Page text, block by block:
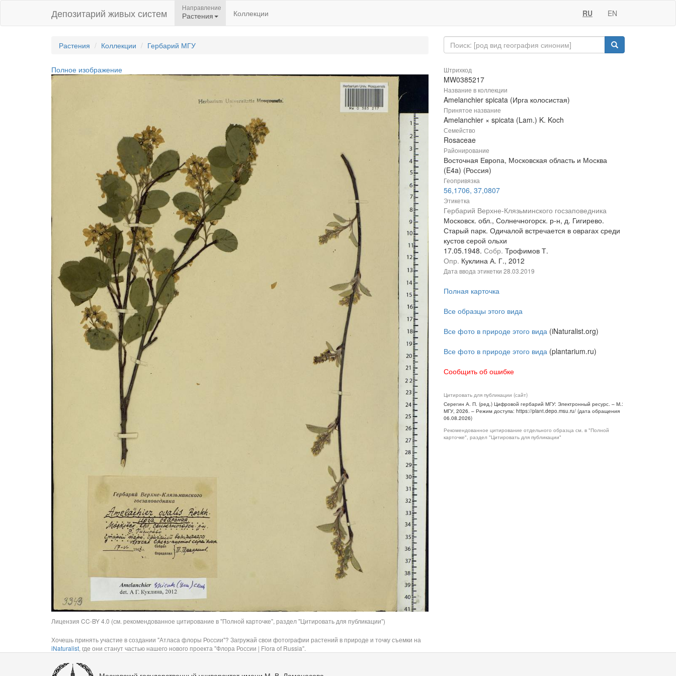
Депозитарий живых систем Направление
Растения Коллекции RU EN
Растения Коллекции Гербарий МГУ
Полное изображение
Лицензия CC-BY 4.0 (см. рекомендованное цитирование в "Полной карточке", раздел "Цитировать для публикации")
Хочешь принять участие в создании "Атласа флоры России"? Загружай свои фотографии растений в природе и точку съемки на
iNaturalist, где они станут частью нашего нового проекта "Флора России | Flora of Russia".
Штрихкод
MW0385217
Название в коллекции
Amelanchier spicata (Ирга колосистая)
Принятое название
Amelanchier × spicata (Lam.) K. Koch
Семейство
Rosaceae
Районирование
Восточная Европа, Московская область и Москва
(E4a) (Россия)
Геопривязка
56,1706, 37,0807
Этикетка
Гербарий Верхне-Клязьминского госзаповедника
Московск. обл., Солнечногорск. р-н, д. Гигирево.
Старый парк. Одичалой встречается в оврагах среди
кустов серой ольхи
17.05.1948. Собр. Трофимов Т.
Опр. Куклина А. Г., 2012
Дата ввода этикетки 28.03.2019
Полная карточка
Все образцы этого вида
Все фото в природе этого вида (iNaturalist.org)
Все фото в природе этого вида (plantarium.ru)
Сообщить об ошибке
Цитировать для публикации (сайт)
Серегин А. П. (ред.) Цифровой гербарий МГУ: Электронный ресурс. – М.:
МГУ, 2026. – Режим доступа: https://plant.depo.msu.ru/ (дата обращения
06.08.2026)
Рекомендованное цитирование отдельного образца см. в "Полной
карточке", раздел "Цитировать для публикации"